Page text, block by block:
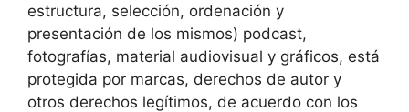
estructura, selección, ordenación y
presentación de los mismos) podcast,
fotografías, material audiovisual y gráficos, está
protegida por marcas, derechos de autor y
otros derechos legítimos, de acuerdo con los